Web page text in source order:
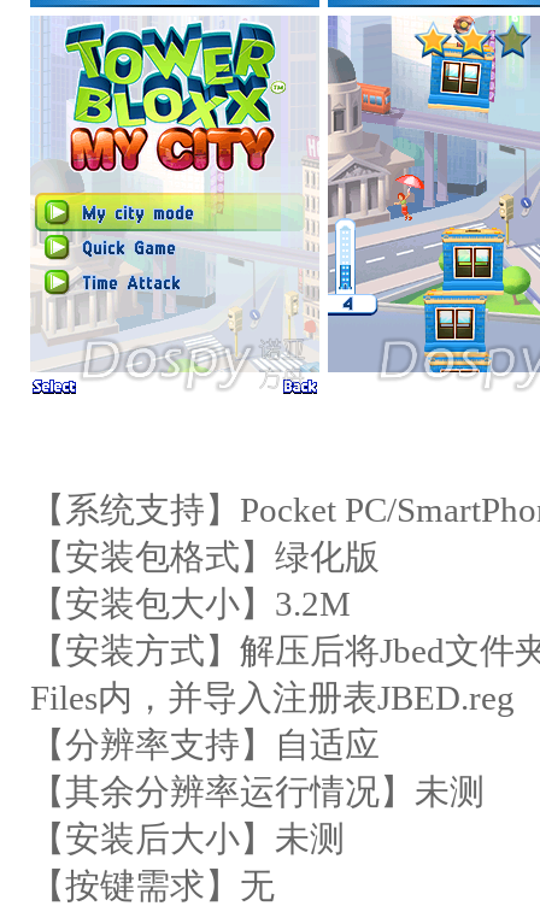
【系统支持】Pocket PC/
【安装包格式】绿化版
【安装包大小】3.2M
【安装方式】解压后将Jbed文件
Files内，并导入注册表JBED.reg
【分辨率支持】自适应
【其余分辨率运行情况】未测
【安装后大小】未测
【按键需求】无